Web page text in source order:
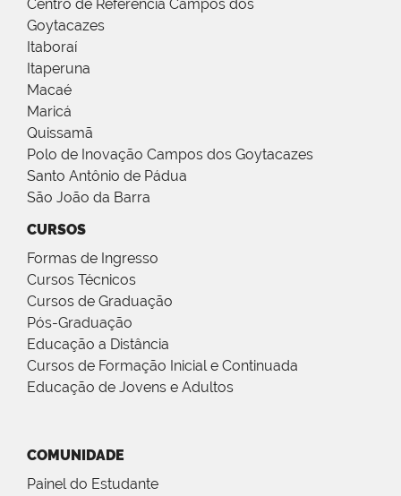
Centro de Referência Campos dos
Goytacazes
Itaboraí
Itaperuna
Macaé
Maricá
Quissamã
Polo de Inovação Campos dos Goytacazes
Santo Antônio de Pádua
São João da Barra
CURSOS
Formas de Ingresso
Cursos Técnicos
Cursos de Graduação
Pós-Graduação
Educação a Distância
Cursos de Formação Inicial e Continuada
Educação de Jovens e Adultos
COMUNIDADE
Painel do Estudante